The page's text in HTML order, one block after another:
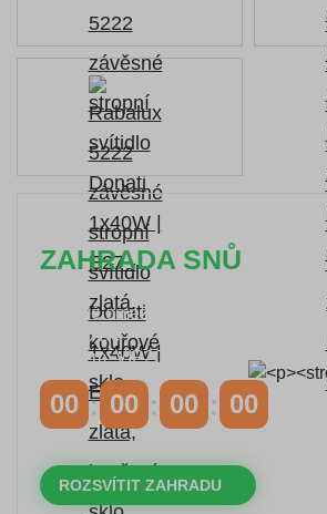
ZAHRADA SNŮ
Časově omezená
sleva 20 % na
10.000 Kč
s kódem: VIP20
00 00 00 00
ROZSVÍTIT ZAHRADU